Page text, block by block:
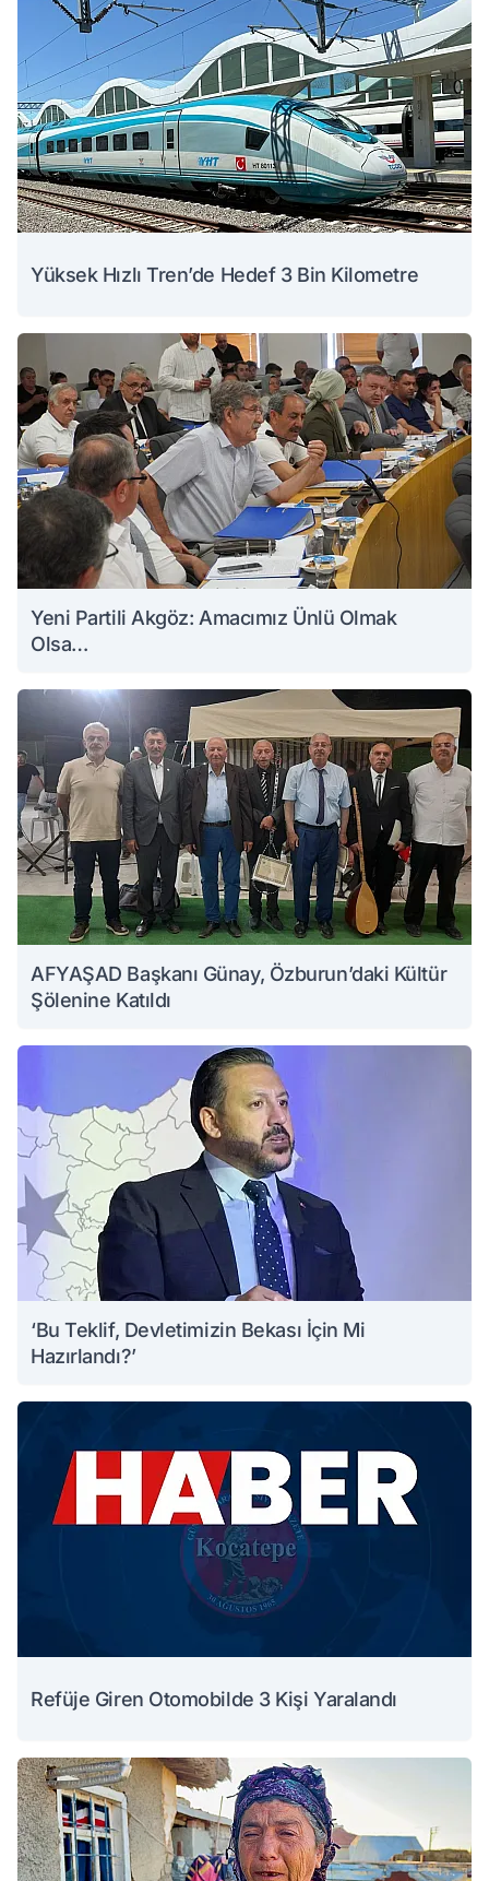
Yüksek Hızlı Tren’de Hedef 3 Bin Kilometre
Yeni Partili Akgöz: Amacımız Ünlü Olmak
Olsa…
AFYAŞAD Başkanı Günay, Özburun’daki Kültür
Şölenine Katıldı
‘Bu Teklif, Devletimizin Bekası İçin Mi
Hazırlandı?’
Refüje Giren Otomobilde 3 Kişi Yaralandı